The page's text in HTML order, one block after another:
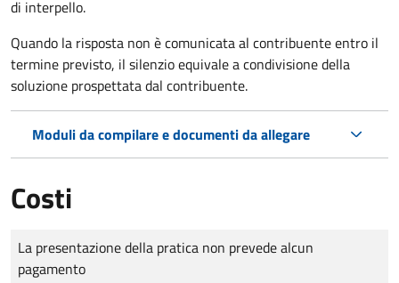
di interpello.
Quando la risposta non è comunicata al contribuente entro il
termine previsto, il silenzio equivale a condivisione della
soluzione prospettata dal contribuente.
Moduli da compilare e documenti da allegare
Costi
Tipo di pagamento
Importo
La presentazione della pratica non prevede alcun
pagamento